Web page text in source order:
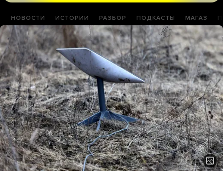
НОВОСТИ ИСТОРИИ РАЗБОР ПОДКАСТЫ МАГАЗ